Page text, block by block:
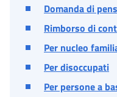
Domanda di
Rimborso di
Per nucleo
Per disoccupati
Per persone a